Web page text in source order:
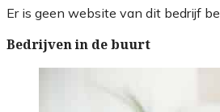
Er is geen website van dit bedrijf
Bedrijven in de buurt